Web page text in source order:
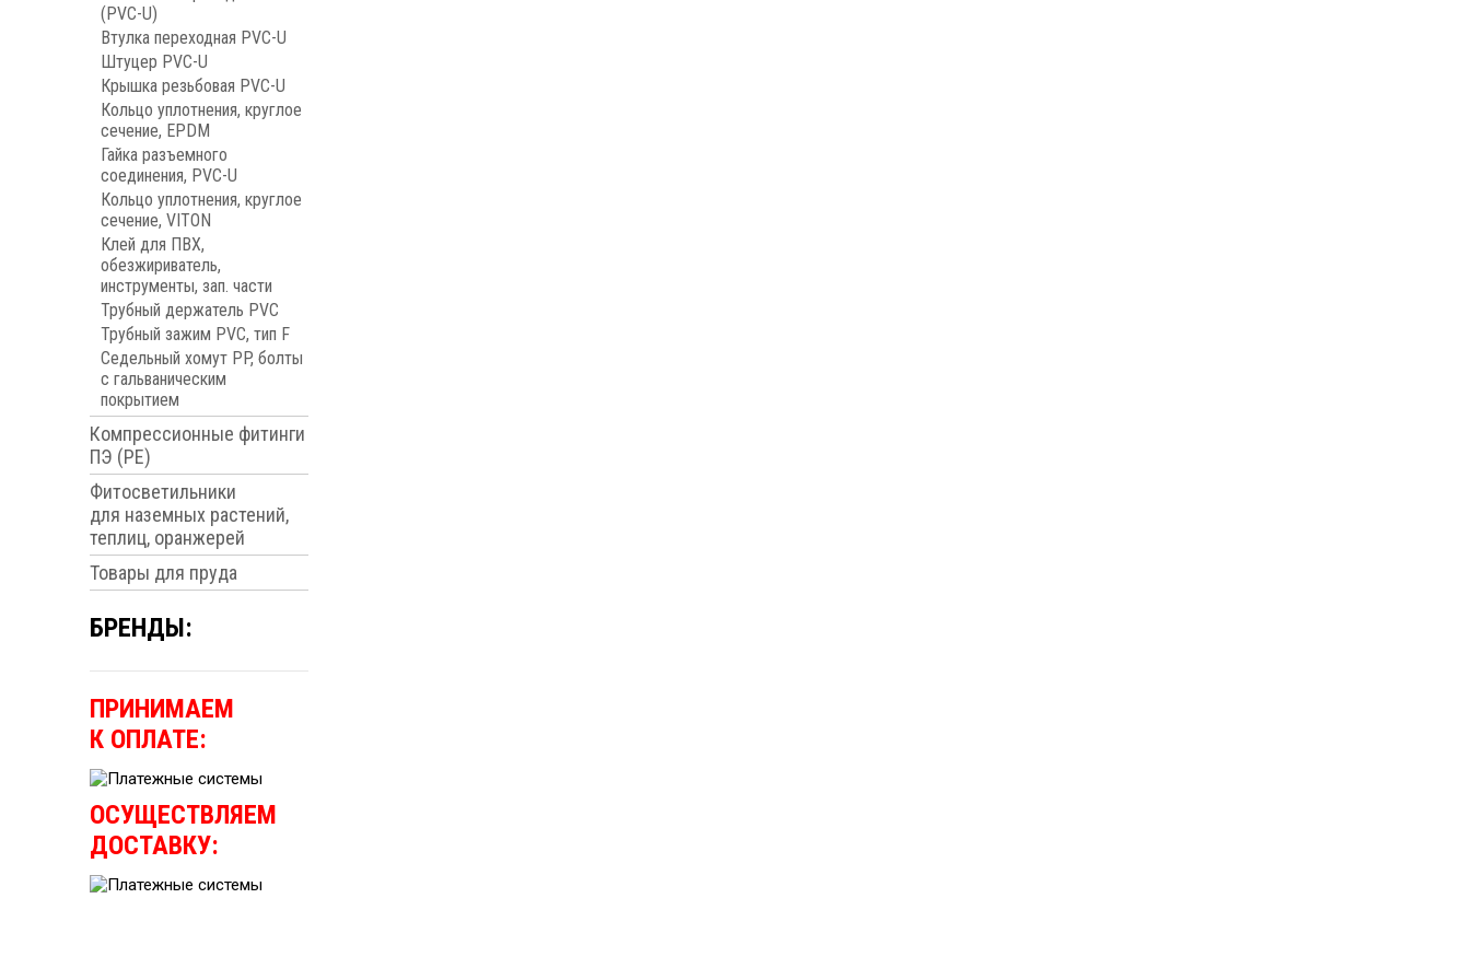
(PVC-U)
Втулка переходная PVC-U
Штуцер PVC-U
Крышка резьбовая PVC-U
Кольцо уплотнения, круглое
сечение, EPDM
Гайка разъемного
соединения, PVC-U
Кольцо уплотнения, круглое
сечение, VITON
Клей для ПВХ,
обезжириватель,
инструменты, зап. части
Трубный держатель PVC
Трубный зажим PVC, тип F
Седельный хомут PP, болты
с гальваническим
покрытием
Компрессионные фитинги
ПЭ (PE)
Фитосветильники
для наземных растений,
теплиц, оранжерей
Товары для пруда
БРЕНДЫ:
ПРИНИМАЕМ
К ОПЛАТЕ:
ОСУЩЕСТВЛЯЕМ
ДОСТАВКУ: